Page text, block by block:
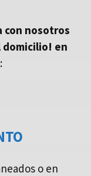
con nosotros
domicilio! en
:
o en